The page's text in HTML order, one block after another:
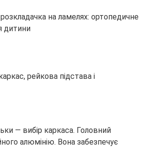
рейкова підстава і
— вибір каркаса. Головний
алюмінію. Вона забезпечує